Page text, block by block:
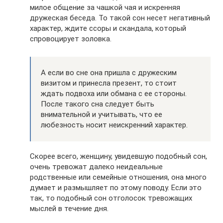
милое общение за чашкой чая и искренняя
дружеская беседа. То такой сон несет негативный
характер, ждите ссоры и скандала, который
спровоцирует золовка.
А если во сне она пришла с дружеским
визитом и принесла презент, то стоит
ждать подвоха или обмана с ее стороны.
После такого сна следует быть
внимательной и учитывать, что ее
любезность носит неискренний характер.
Скорее всего, женщину, увидевшую подобный сон,
очень тревожат далеко неидеальные
родственные или семейные отношения, она много
думает и размышляет по этому поводу. Если это
так, то подобный сон отголосок тревожащих
мыслей в течение дня.